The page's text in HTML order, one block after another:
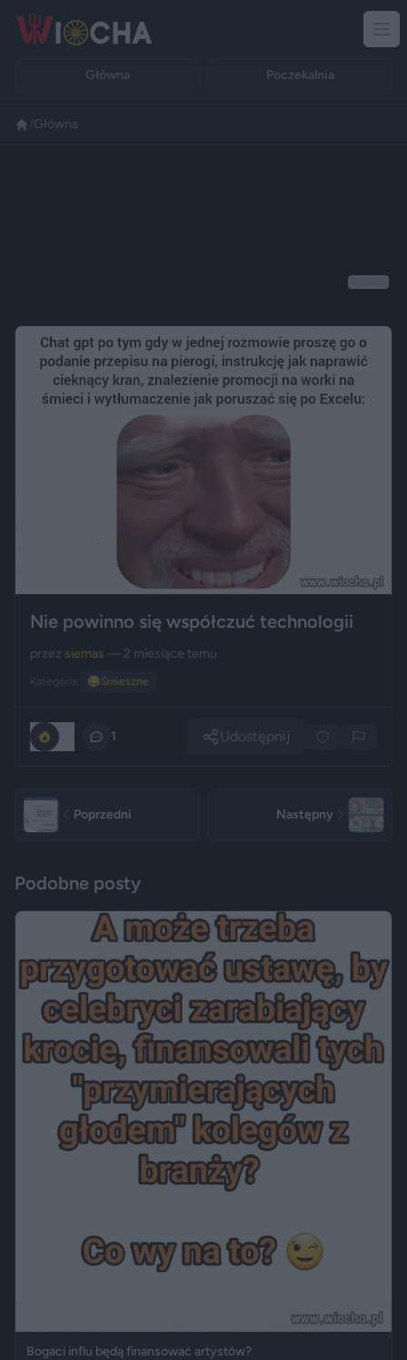
Główna Poczekalnia
Główna
Nie powinno się współczuć technologii
przez siemas — 2 miesiące temu
Kategoria: 😂Śmieszne
1 Udostępnij
Poprzedni Następny
Podobne posty
Bogaci influ będą finansować artystów?